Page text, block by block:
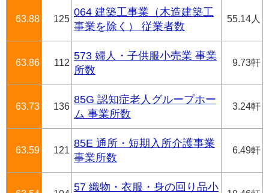
63.88 125
064 建築工事業（木造建築工
事業を除く） 従業者数
55.14人
63.86 112
573 婦人・子供服小売業 事業
所数
9.73軒
63.73 136
85G 認知症老人グループホー
ム 事業所数
3.24軒
63.59 121
85E 通所・短期入所介護事業
事業所数
6.49軒
57 織物・衣服・身の回り品小